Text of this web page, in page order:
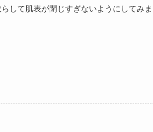
して肌表が閉じすぎないようにしてみま